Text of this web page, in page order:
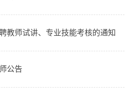
教师试讲、专业技能考核的通知
公告